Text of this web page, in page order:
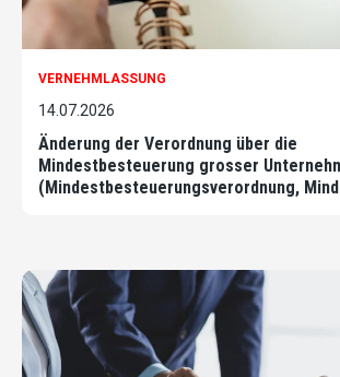
VERNEHMLASSUNG
14.07.2026
Änderung der Verordnung über die
Mindestbesteuerung grosser
(Mindestbesteuerungsverordnung,